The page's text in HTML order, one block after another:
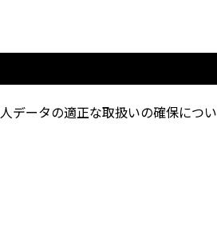
データの適正な取扱いの確保につい